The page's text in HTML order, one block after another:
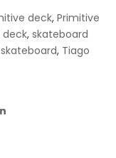
deck, Primitive
deck, skateboard
, Tiago